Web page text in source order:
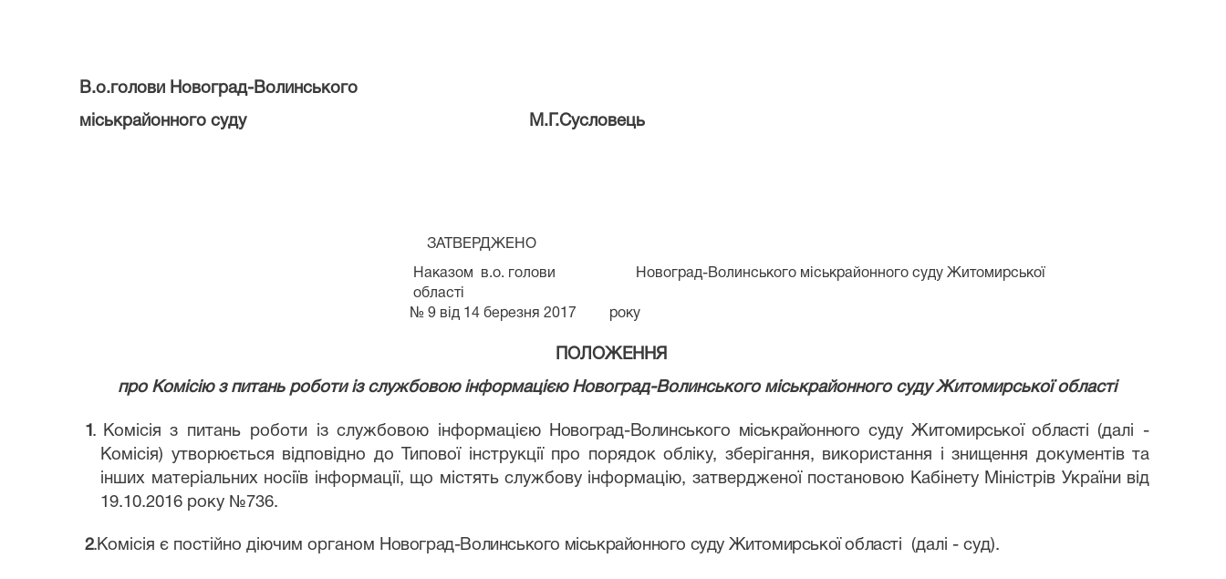
В.о.голови Новоград-Волинського
міськрайонного суду М.Г.Сусловець
ЗАТВЕРДЖЕНО
Наказом в.о. голови
Новоград-Волинського міськрайонного суду Житомирської
області
№ 9 від 14 березня 2017
року
ПОЛОЖЕННЯ
про Комісію з питань роботи із службовою інформацієюНовоград-Волинського міськрайонного суду Житомирської області
1 . Комісія з питань роботи із службовою інформацієюНовоград-Волинського міськрайонного суду Житомирської області (далі -
Комісія) утворюється відповідно до Типової інструкції про порядок обліку, зберігання, використання і знищення документів та
інших матеріальних носіїв інформації, що містять службову інформацію, затвердженої постановою Кабінету Міністрів України від
19.10.2016 року №736.
2.Комісія є постійно діючим органом Новоград-Волинського міськрайонного суду Житомирської області (далі - суд).